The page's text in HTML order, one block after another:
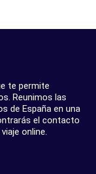
te permite
Reunimos las
de España en una
el contacto
online.